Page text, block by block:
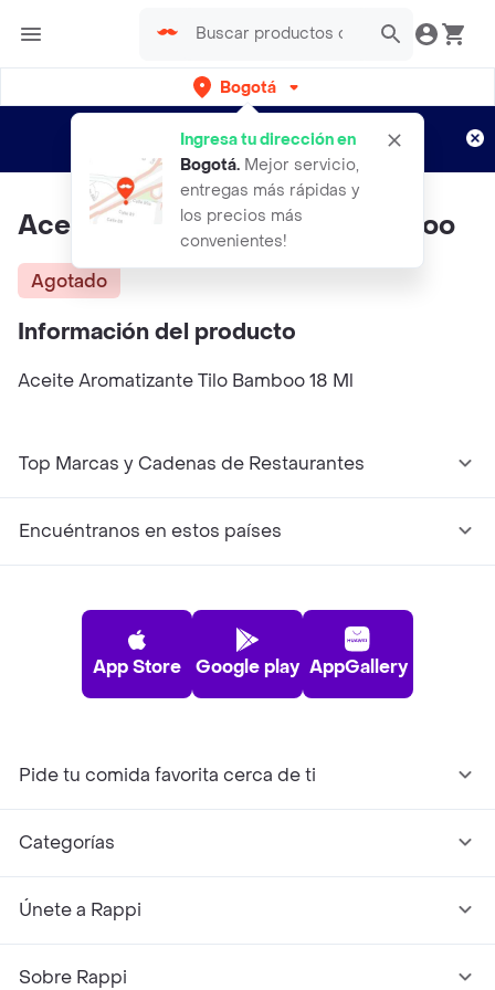
Bogotá
Ingresa tu dirección en
Bogotá. Mejor servicio,
entregas más rápidas y
los precios más
convenientes!
envíos gratis por semanas
Aplican TyC
Aceite Aromatizante Tilo Bamboo
Agotado
Información del producto
Aceite Aromatizante Tilo Bamboo 18 Ml
Top Marcas y Cadenas de Restaurantes
Encuéntranos en estos países
App Store Google play AppGallery
Pide tu comida favorita cerca de ti
Categorías
Únete a Rappi
Sobre Rappi